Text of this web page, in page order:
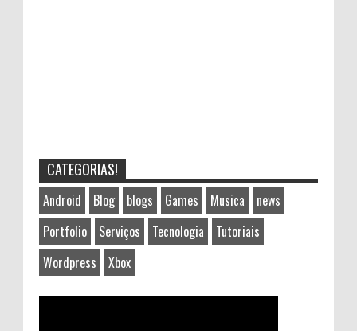
CATEGORIAS!
Android Blog blogs Games Musica
news
Portfolio
Serviços Tecnologia
Tutoriais
Wordpress
Xbox